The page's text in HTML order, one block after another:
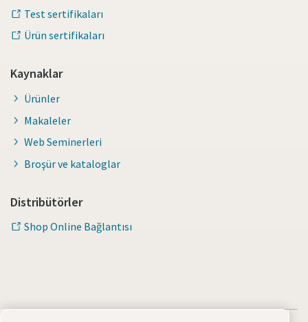
Test sertifikaları
Ürün sertifikaları
Kaynaklar
Ürünler
Makaleler
Web Seminerleri
Broşür ve kataloglar
Distribütörler
Shop Online Bağlantısı